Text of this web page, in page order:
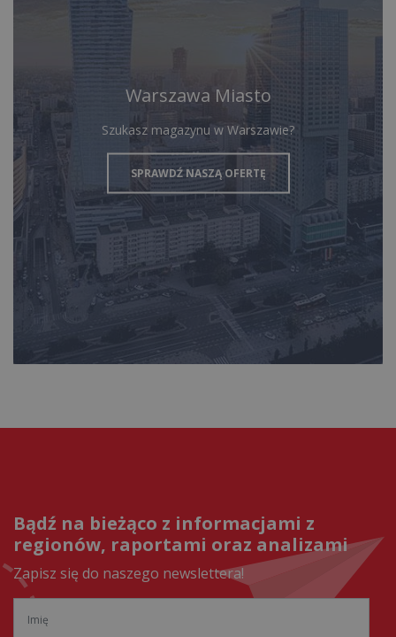
Warszawa Miasto
Szukasz magazynu w Warszawie?
SPRAWDŹ NASZĄ OFERTĘ
Bądź na bieżąco z informacjami z
regionów, raportami oraz analizami
Zapisz się do naszego newslettera!